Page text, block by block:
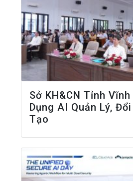
Sở KH&CN Tỉnh
Dụng AI Quản Lý,
Tạo